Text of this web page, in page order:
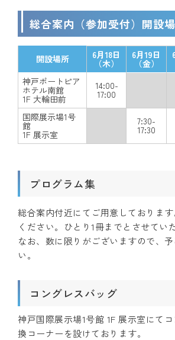
総合案内（参加受付）開設
開設場所 6月18日
（木）
6月19日
（金）
神戸ポートピア
ホテル南館
1F 大輪田前
14:00-
17:00
国際展示場1号
館
1F 展示室
7:30-
17:30
プログラム集
総合案内付近にてご用意しておりま
ください。ひとり1冊までとさせてい
なお、数に限りがございますので、
い。
コングレスバッグ
神戸国際展示場1号館 1F 展示室にて
換コーナーを設けております。